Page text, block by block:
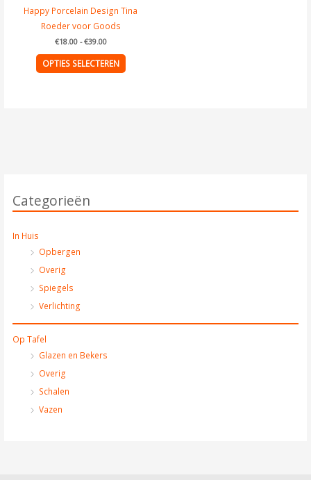
Categorieën
In Huis
Opbergen
Overig
Spiegels
Verlichting
Op Tafel
Glazen en Bekers
Overig
Schalen
Vazen
Happy Porcelain Design Tina
Roeder voor Goods
€18.00 - €39.00
OPTIES SELECTEREN